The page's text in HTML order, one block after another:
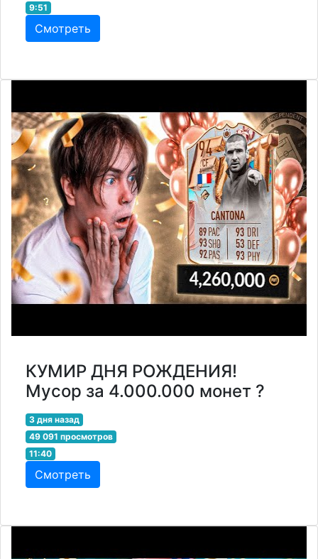
9:51
Смотреть
КУМИР ДНЯ РОЖДЕНИЯ!
Мусор за 4.000.000 монет ?
3 дня назад
49 091 просмотров
11:40
Смотреть